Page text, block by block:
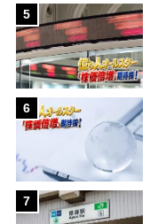
5
6
7